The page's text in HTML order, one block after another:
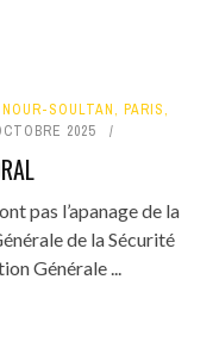
NOUR-SOULTAN, PARIS,
2025
pas l’apanage de la
de la Sécurité
Générale ...